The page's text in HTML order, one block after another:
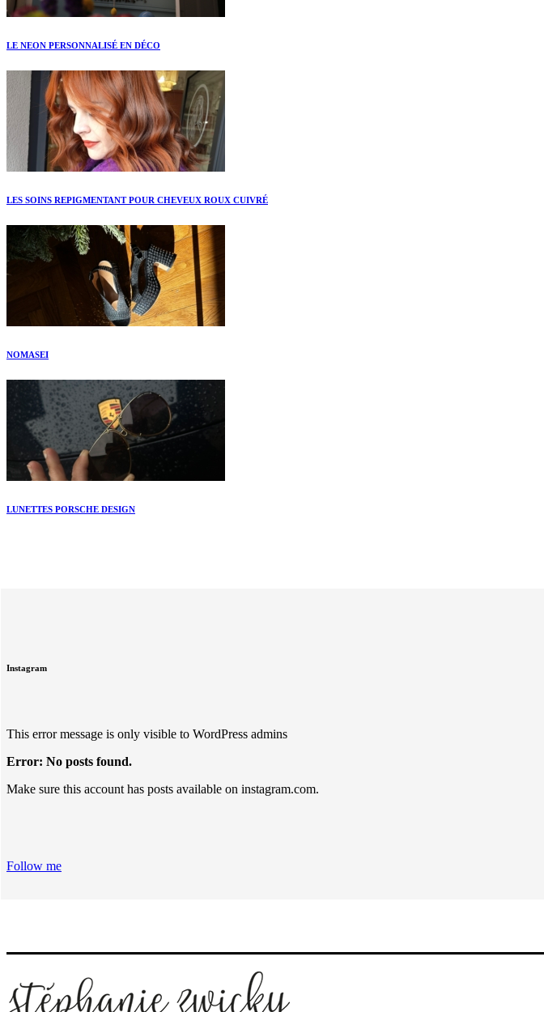
LE NEON PERSONNALISÉ EN DÉCO
LES SOINS REPIGMENTANT POUR CHEVEUX ROUX CUIVRÉ
NOMASEI
LUNETTES PORSCHE DESIGN
Instagram
This error message is only visible to WordPress admins
Error: No posts found.
Make sure this account has posts available on instagram.com.
Follow me